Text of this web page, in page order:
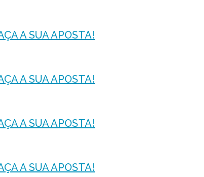
A SUA APOSTA!
A SUA APOSTA!
A SUA APOSTA!
A SUA APOSTA!